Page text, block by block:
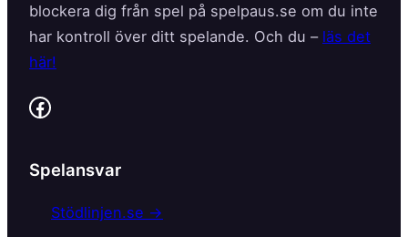
blockera dig från spel på spelpaus.se om du inte
har kontroll över ditt spelande. Och du – läs det
här!
Facebook
Spelansvar
Stödlinjen.se →